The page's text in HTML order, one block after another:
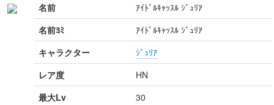
名前
ｱｲﾄﾞﾙｷｬｯｽﾙ ｼﾞｭﾘｱ
名前ﾖﾐ
ｱｲﾄﾞﾙｷｬｯｽﾙ ｼﾞｭﾘｱ
キャラクター
ｼﾞｭﾘｱ
レア度
HN
最大Lv
30